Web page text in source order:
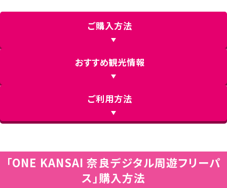
ご購入方法
おすすめ観光情報
ご利用方法
「ONE KANSAI 奈良デジタル周遊フリーパ
ス」購入方法